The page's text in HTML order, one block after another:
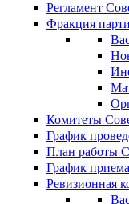
Регламент
Фракция
Комитеты
График
План работы
График
Ревизионная